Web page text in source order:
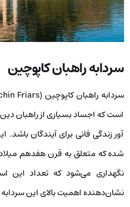
سردابه راهبان کاپوچین
است که اجساد بسیاری از راهبان
آور زندگی فانی برای آیندگان باشد.
شده که متعلق به قرن هفدهم
نشان‌دهنده اهمیت بالای این